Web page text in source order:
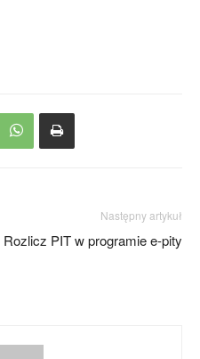
Następny artykuł
Rozlicz PIT w programie e-pity